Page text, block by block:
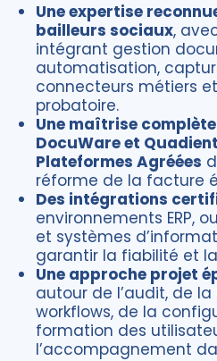
Une expertise
bailleurs sociaux,
intégrant gestion
automatisation,
connecteurs métiers
probatoire.
Une maîtrise
DocuWare et Quadient
Plateformes Agréées
réforme de la facture
Des intégrations
environnements ERP,
et systèmes
garantir la fiabilité et
Une approche projet
autour de l’audit, de
workflows, de la
formation des
l’accompagnement